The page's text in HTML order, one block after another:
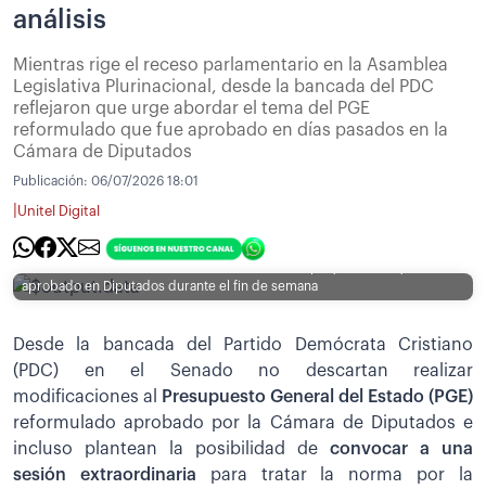
análisis
Mientras rige el receso parlamentario en la Asamblea
Legislativa Plurinacional, desde la bancada del PDC
reflejaron que urge abordar el tema del PGE
reformulado que fue aprobado en días pasados en la
Cámara de Diputados
Publicación: 06/07/2026 18:01
Unitel Digital
aprobado en Diputados durante el fin de semana
Desde la bancada del Partido Demócrata Cristiano
(PDC) en el Senado no descartan realizar
modificaciones al
Presupuesto General del Estado (PGE)
reformulado aprobado por la Cámara de Diputados e
incluso plantean la posibilidad de convocar a una
sesión extraordinaria para tratar la norma por la